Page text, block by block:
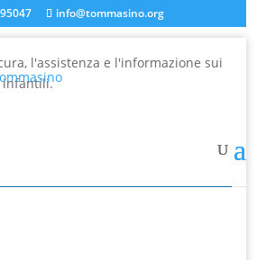
o chiamare lo 055 695047
info@tommasino.org
l'assistenza e l'informazione sui
infantili.